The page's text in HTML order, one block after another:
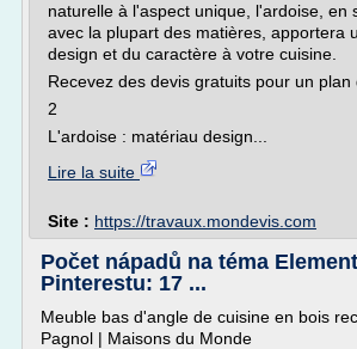
naturelle à l'aspect unique, l'ardoise, en
avec la plupart des matières, apportera
design et du caractère à votre cuisine.
Recevez des devis gratuits pour un plan
2
L'ardoise : matériau design...
Lire la suite
Site : https://travaux.mondevis.com
Počet nápadů na téma
Pinterestu: 17 ...
Meuble bas d'angle de cuisine en bois
Pagnol | Maisons du Monde